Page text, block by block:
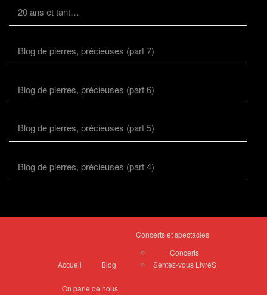
20 ans et tant…
Blog de pierres, précieuses (part 7)
Blog de pierres, précieuses (part 6)
Blog de pierres, précieuses (part 5)
Blog de pierres, précieuses (part 4)
Accueil Blog
Concerts et spectacles
Concerts
Sentez-vous LivreS
On parle de nous